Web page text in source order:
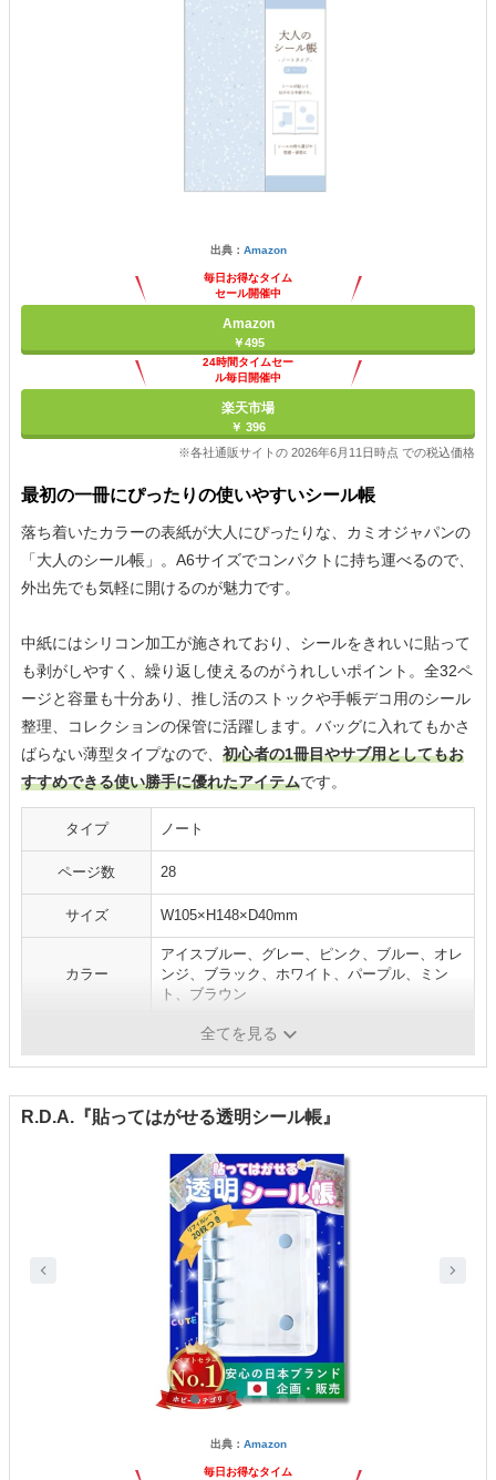
出典： Amazon
毎日お得なタイム
セール開催中
Amazon
￥495
24時間タイムセー
ル毎日開催中
楽天市場
￥ 396
※各社通販サイトの 2026年6月11日時点 での税込価格
最初の一冊にぴったりの使いやすいシール帳
落ち着いたカラーの表紙が大人にぴったりな、カミオジャパンの
「大人のシール帳」。A6サイズでコンパクトに持ち運べるので、
外出先でも気軽に開けるのが魅力です。
中紙にはシリコン加工が施されており、シールをきれいに貼って
も剥がしやすく、繰り返し使えるのがうれしいポイント。全32ペ
ージと容量も十分あり、推し活のストックや手帳デコ用のシール
整理、コレクションの保管に活躍します。バッグに入れてもかさ
ばらない薄型タイプなので、 初心者の1冊目やサブ用としてもお
すすめできる使い勝手に優れたアイテムです。
タイプ ノート
ページ数 28
サイズ W105×H148×D40mm
カラー
アイスブルー、グレー、ピンク、ブルー、オレ
ンジ、ブラック、ホワイト、パープル、ミン
ト、ブラウン
カミオジャパン
全てを見る
R.D.A.『貼ってはがせる透明シール帳』
出典： Amazon
毎日お得なタイム